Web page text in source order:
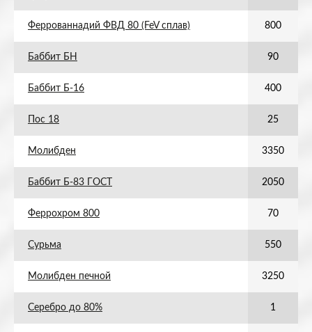
Феррованнадий ФВД 80 (FeV сплав) 800
Баббит БН 90
Баббит Б-16 400
Пос 18 25
Молибден 3350
Баббит Б-83 ГОСТ 2050
Феррохром 800 70
Сурьма 550
Молибден печной 3250
Серебро до 80% 1